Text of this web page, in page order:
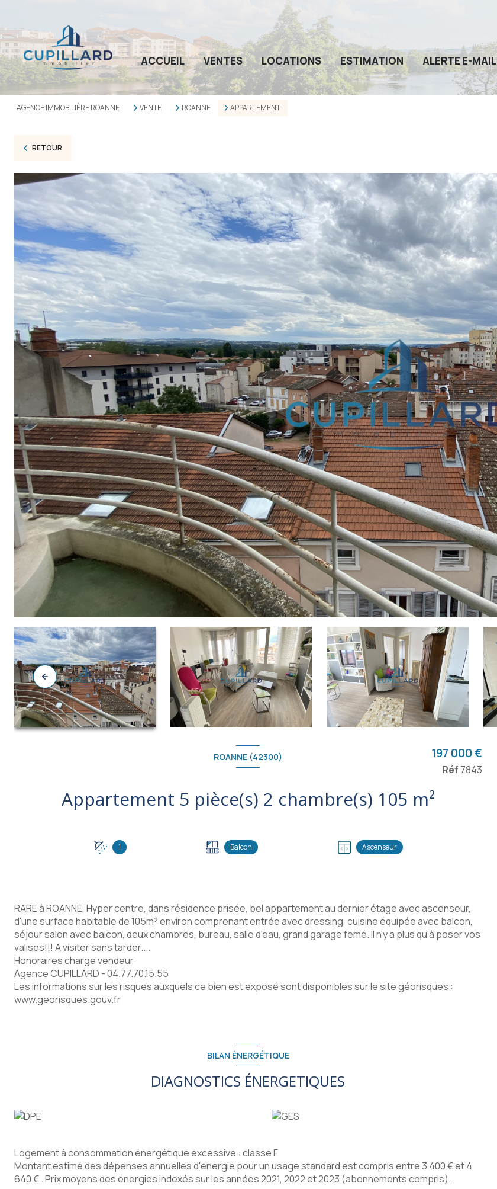
ACCUEIL VENTES LOCATIONS ESTIMATION ALERTE E-MAIL
AGENCE IMMOBILIÈRE ROANNE VENTE ROANNE APPARTEMENT
RETOUR
ROANNE (42300)
Appartement 5 pièce(s) 2 chambre(s) 105 m²
1 Balcon Ascenseur
197 000 €
Réf 7843
RARE à ROANNE, Hyper centre, dans résidence prisée, bel appartement au dernier étage avec ascenseur,
d'une surface habitable de 105m² environ comprenant entrée avec dressing, cuisine équipée avec balcon,
séjour salon avec balcon, deux chambres, bureau, salle d'eau, grand garage femé. Il n'y a plus qu'à poser vos
valises!!! A visiter sans tarder....
Honoraires charge vendeur
Agence CUPILLARD - 04.77.70.15.55
Les informations sur les risques auxquels ce bien est exposé sont disponibles sur le site géorisques :
www.georisques.gouv.fr
BILAN ÉNERGÉTIQUE
DIAGNOSTICS ÉNERGETIQUES
Logement à consommation énergétique excessive : classe F
Montant estimé des dépenses annuelles d'énergie pour un usage standard est compris entre 3 400 € et 4
640 € . Prix moyens des énergies indexés sur les années 2021, 2022 et 2023 (abonnements compris).